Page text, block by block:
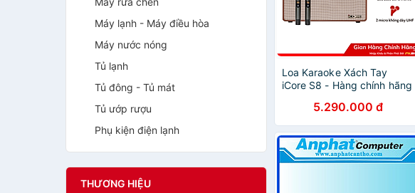
Máy lạnh - Máy điều hòa
Máy nước nóng
Tủ lạnh
Tủ đông - Tủ mát
Tủ ướp rượu
Phụ kiện điện lạnh
THƯƠNG HIỆU
Loa Karaoke Xách Tay
iCore S8 - Hàng chính hãng
5.290.000 đ